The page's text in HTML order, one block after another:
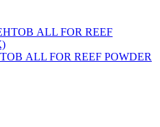
ALL FOR REEF POWDER